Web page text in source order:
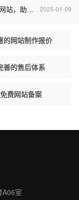
2025-01-09
企业腾飞
的网站制作报价
善的售后体系
免费网站备案
A06室